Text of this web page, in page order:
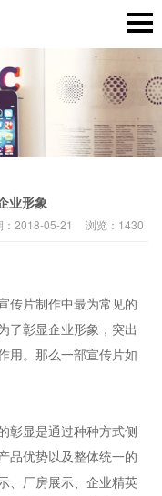
业形象
2018-05-21 浏览： 1430
传片制作中最为常见的
了彰显企业形象，突出
用。那么一部宣传片如
显是通过种种方式侧
品优势以及整体统一的
、厂房展示、企业精英